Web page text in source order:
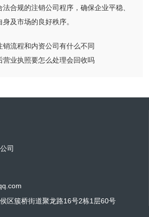
合规的注销公司程序，确保企业平稳、
及市场的良好秩序。
销流程和内资公司有什么不同
营业执照要怎么处理会回收吗
司
区簇桥街道聚龙路16号2栋1层60号